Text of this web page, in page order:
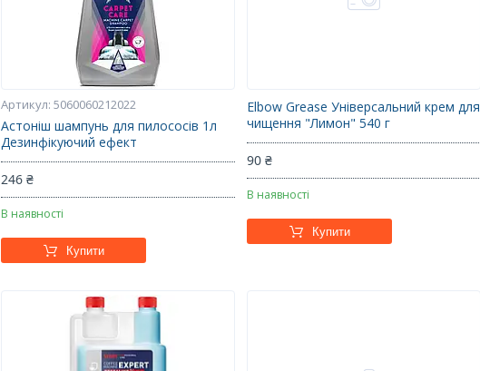
5060060212022
Астоніш шампунь для пилососів 1л
Дезинфікуючий ефект
246 ₴
В наявності
Купити
Elbow Grease Універсальний крем для
чищення "Лимон" 540 г
90 ₴
В наявності
Купити